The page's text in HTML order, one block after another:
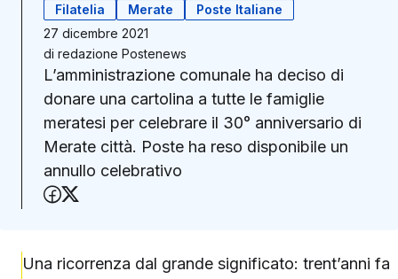
Filatelia Merate
Poste Italiane
27 dicembre 2021
di redazione Postenews
L’amministrazione comunale ha deciso di
donare una cartolina a tutte le famiglie
meratesi per celebrare il 30° anniversario di
Merate città. Poste ha reso disponibile un
annullo celebrativo
Condividi su Facebook
Una ricorrenza dal grande significato: trent’anni fa